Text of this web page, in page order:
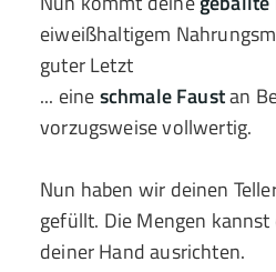
eiweißhaltigem
guter Letzt
... eineschmale Faustan
vorzugsweise vollwertig.
Nun haben wir deinen
gefüllt. Die Mengen
deiner Hand ausrichten.